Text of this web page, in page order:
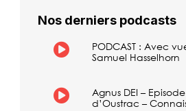
Nos derniers podcasts
PODCAST : Avec
Samuel Hasselhorn
Agnus DEI –
d’Oustrac –